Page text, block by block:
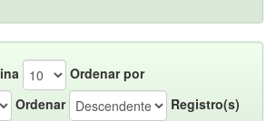
Ordenar por
Ordenar
Registro(s)